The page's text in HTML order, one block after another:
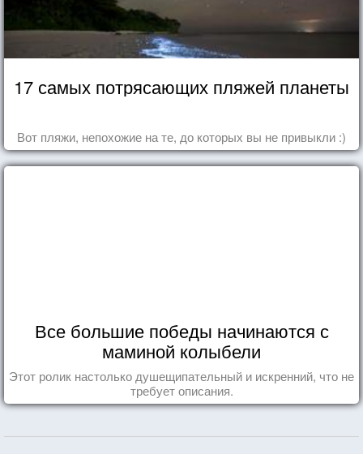
17 самых потрясающих пляжей планеты
Вот пляжи, непохожие на те, до которых вы не привыкли :)
Все большие победы начинаются с
маминой колыбели
Этот ролик настолько душещипательный и искренний, что не
требует описания.